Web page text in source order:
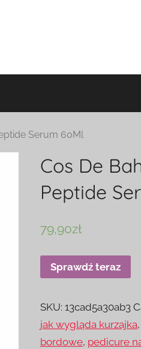
Serum 60Ml
Cos De
Peptide
79,90zł
Sprawdź teraz
SKU:13cad5a30ab3
jak wygląda kurzajka,
bordowe, pedicure